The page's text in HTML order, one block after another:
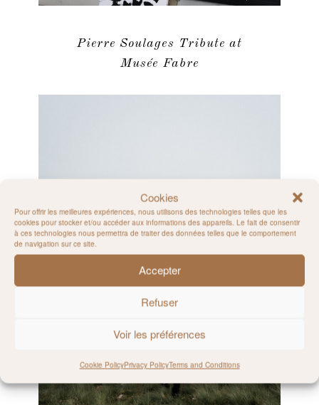
Cookies
Pour offrir les meilleures expériences, nous utilisons des technologies telles que les
cookies pour stocker et/ou accéder aux informations des appareils. Le fait de consentir
à ces technologies nous permettra de traiter des données telles que le comportement
de navigation sur ce site.
Accepter
Refuser
Voir les préférences
Cookie PolicyPrivacy PolicyTerms and Conditions
Pierre Soulages Tribute at
Musée Fabre